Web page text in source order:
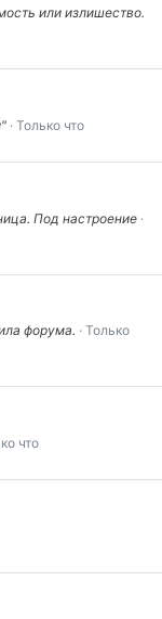
или излишество.
Только что
Под настроение
форума.
Только
что